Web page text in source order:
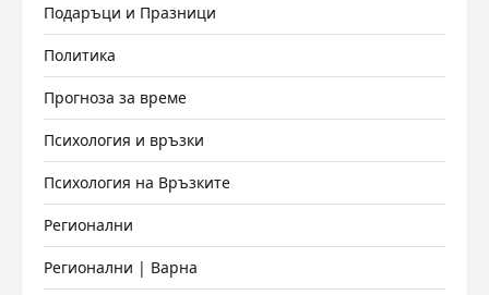
Подаръци и Празници
Политика
Прогноза за време
Психология и връзки
Психология на Връзките
Регионални
Регионални | Варна